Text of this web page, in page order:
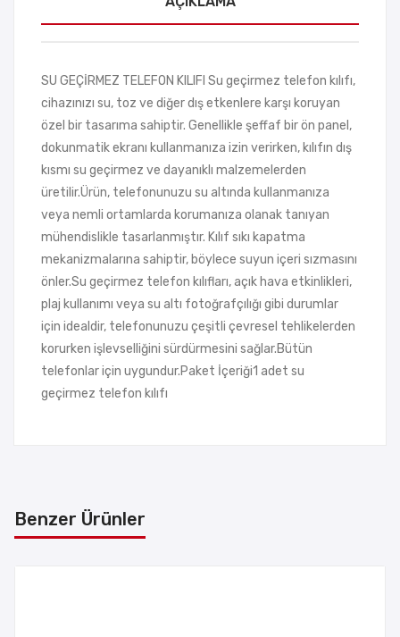
SU GEÇİRMEZ TELEFON KILIFI Su geçirmez telefon kılıfı,
cihazınızı su, toz ve diğer dış etkenlere karşı koruyan
özel bir tasarıma sahiptir. Genellikle şeffaf bir ön panel,
dokunmatik ekranı kullanmanıza izin verirken, kılıfın dış
kısmı su geçirmez ve dayanıklı malzemelerden
üretilir.Ürün, telefonunuzu su altında kullanmanıza
veya nemli ortamlarda korumanıza olanak tanıyan
mühendislikle tasarlanmıştır. Kılıf sıkı kapatma
mekanizmalarına sahiptir, böylece suyun içeri sızmasını
önler.Su geçirmez telefon kılıfları, açık hava etkinlikleri,
plaj kullanımı veya su altı fotoğrafçılığı gibi durumlar
için idealdir, telefonunuzu çeşitli çevresel tehlikelerden
korurken işlevselliğini sürdürmesini sağlar.Bütün
telefonlar için uygundur.Paket İçeriği1 adet su
geçirmez telefon kılıfı
Benzer Ürünler